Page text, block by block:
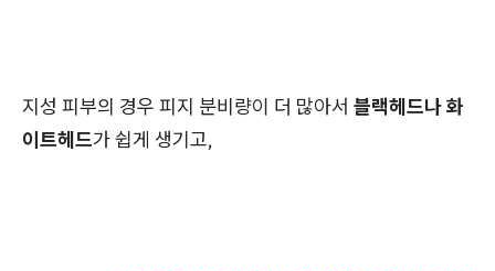
지성 피부의 경우 피지 분비량이 더 많아서 블랙헤드나 화
이트헤드가 쉽게 생기고,